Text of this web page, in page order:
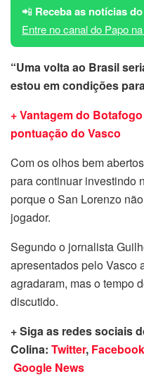
📲 Receba as notícias
Entre no canal do Papo
“Uma volta ao Brasil
estou em condições
+ Vantagem do
pontuação do Vasco
Com os olhos bem
para continuar investindo
porque o San Lorenzo
jogador.
Segundo o jornalista
apresentados pelo Vasco
agradaram, mas o tempo
discutido.
+ Siga as redes sociais
Colina: Twitter, Facebook
Google News